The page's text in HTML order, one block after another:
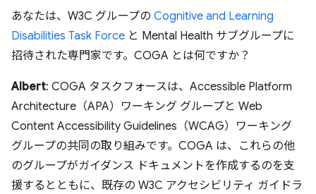
あなたは、W3C グループの Cognitive and Learning
Disabilities Task Force と Mental Health サブグループに
招待された専門家です。COGA とは何ですか？
Albert: COGA タスクフォースは、Accessible Platform
Architecture（APA）ワーキング グループと Web
Content Accessibility Guidelines（WCAG）ワーキング
グループの共同の取り組みです。COGA は、これらの他
のグループがガイダンス ドキュメントを作成するのを支
援するとともに、既存の W3C アクセシビリティ ガイドラ